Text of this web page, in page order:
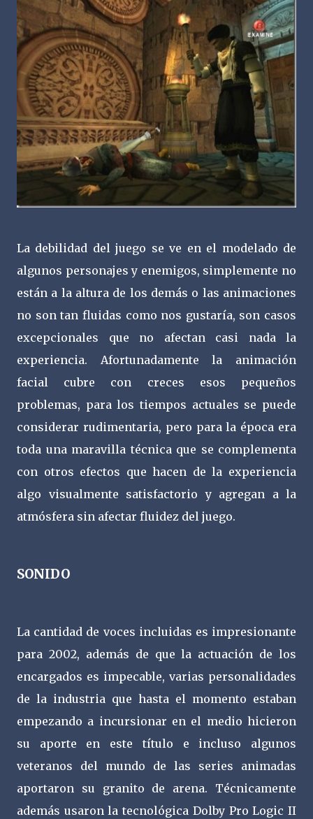
La debilidad del juego se ve en el modelado de
algunos personajes y enemigos, simplemente no
están a la altura de los demás o las animaciones
no son tan fluidas como nos gustaría, son casos
excepcionales que no afectan casi nada la
experiencia. Afortunadamente la animación
facial cubre con creces esos pequeños
problemas, para los tiempos actuales se puede
considerar rudimentaria, pero para la época era
toda una maravilla técnica que se complementa
con otros efectos que hacen de la experiencia
algo visualmente satisfactorio y agregan a la
atmósfera sin afectar fluidez del juego.
SONIDO
La cantidad de voces incluidas es impresionante
para 2002, además de que la actuación de los
encargados es impecable, varias personalidades
de la industria que hasta el momento estaban
empezando a incursionar en el medio hicieron
su aporte en este título e incluso algunos
veteranos del mundo de las series animadas
aportaron su granito de arena. Técnicamente
además usaron la tecnológica Dolby Pro Logic II